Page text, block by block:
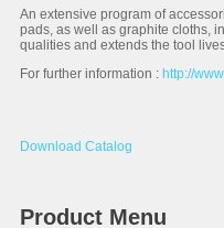
An extensive program of
pads, as well as graphite cloths,
qualities and extends the tool
For further information : http://
Download Catalog
Product Menu